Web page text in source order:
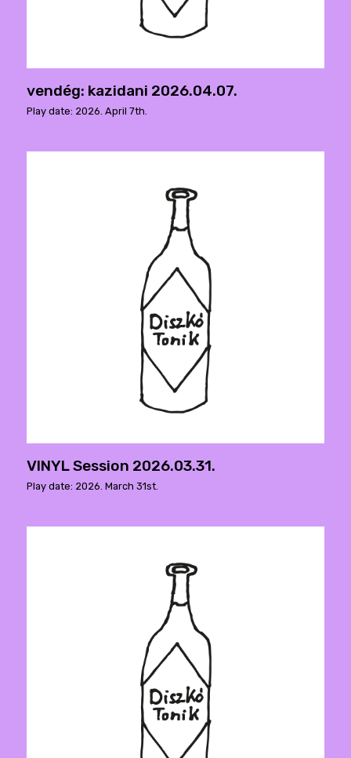
vendég: kazidani 2026.04.07.
Play date: 2026. April 7th.
VINYL Session 2026.03.31.
Play date: 2026. March 31st.